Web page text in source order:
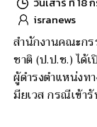
isranews
สำนักงานคณะก
ชาติ (ป.ป.ช.) ได้
ผู้ดำรงตำแหน่งท
มียเวส กรณีเข้า